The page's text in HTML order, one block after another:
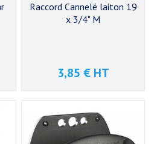
Raccord Cannelé laiton 19
x 3/4" M
Prix
3,85 € HT